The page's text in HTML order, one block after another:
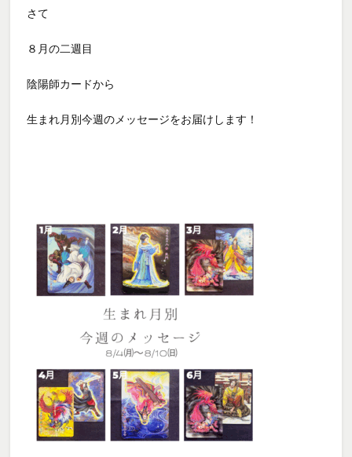
さて
８月の二週目
陰陽師カードから
生まれ月別今週のメッセージをお届けします！